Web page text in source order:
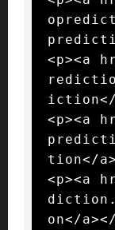
<p><a
iction</
<p><a
tion</
<p><a
on</